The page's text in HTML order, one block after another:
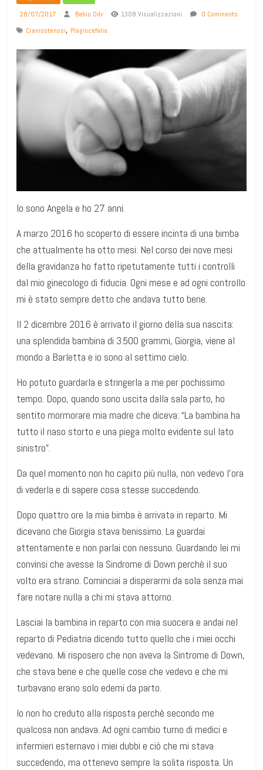
28/07/2017
Babis Odv 1308 Visualizzazioni
0 Comments
Craniostenosi, Plagiocefalia
Io sono Angela e ho 27 anni.
A marzo 2016 ho scoperto di essere incinta di una bimba
che attualmente ha otto mesi. Nel corso dei nove mesi
della gravidanza ho fatto ripetutamente tutti i controlli
dal mio ginecologo di fiducia. Ogni mese e ad ogni controllo
mi è stato sempre detto che andava tutto bene.
Il 2 dicembre 2016 è arrivato il giorno della sua nascita:
una splendida bambina di 3.500 grammi, Giorgia, viene al
mondo a Barletta e io sono al settimo cielo.
Ho potuto guardarla e stringerla a me per pochissimo
tempo. Dopo, quando sono uscita dalla sala parto, ho
sentito mormorare mia madre che diceva: “La bambina ha
tutto il naso storto e una piega molto evidente sul lato
sinistro”.
Da quel momento non ho capito più nulla, non vedevo l’ora
di vederla e di sapere cosa stesse succedendo.
Dopo quattro ore la mia bimba è arrivata in reparto. Mi
dicevano che Giorgia stava benissimo. La guardai
attentamente e non parlai con nessuno. Guardando lei mi
convinsi che avesse la Sindrome di Down perchè il suo
volto era strano. Cominciai a disperarmi da sola senza mai
fare notare nulla a chi mi stava attorno.
Lasciai la bambina in reparto con mia suocera e andai nel
reparto di Pediatria dicendo tutto quello che i miei occhi
vedevano. Mi risposero che non aveva la Sintrome di Down,
che stava bene e che quelle cose che vedevo e che mi
turbavano erano solo edemi da parto.
Io non ho creduto alla risposta perchè secondo me
qualcosa non andava. Ad ogni cambio turno di medici e
infermieri esternavo i miei dubbi e ciò che mi stava
succedendo, ma ottenevo sempre la solita risposta. Un